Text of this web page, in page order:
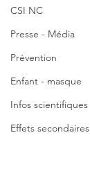
CSI NC
Presse - Média
Prévention
Enfant - masque
Infos scientifiques
Effets